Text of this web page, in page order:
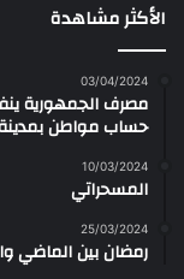
الأكثر مشاهدة
03/04/2024
مصرف الجمهورية
حساب مواطن
10/03/2024
المسحراتي
25/03/2024
رمضان بين الماضي